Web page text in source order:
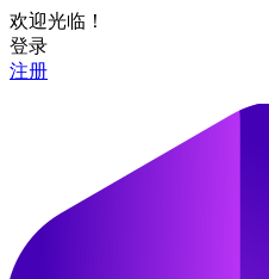
欢迎光临！
登录
注册